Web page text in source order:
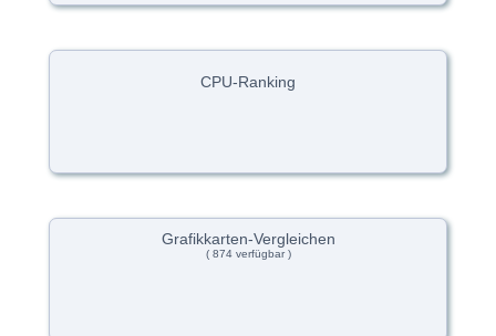
CPU-Ranking
Grafikkarten-Vergleichen
( 874 verfügbar )